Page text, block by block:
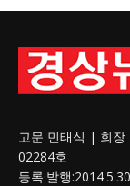
고문 민태식 | 회
02284호
등록·발행